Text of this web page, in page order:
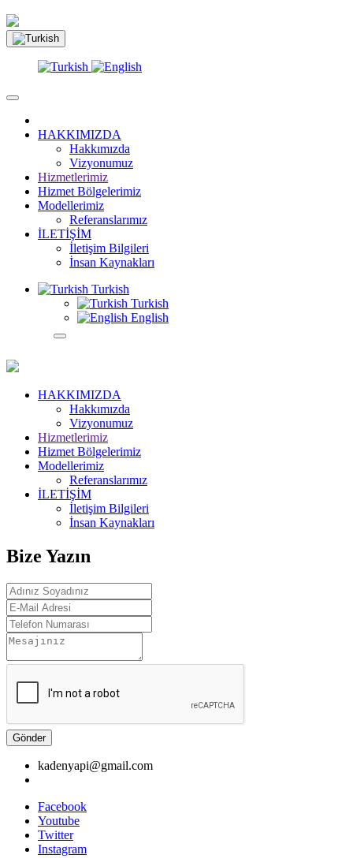
HAKKIMIZDA
Hakkımızda
Vizyonumuz
Hizmetlerimiz
Hizmet Bölgelerimiz
Modellerimiz
Referanslarımız
İLETİŞİM
İletişim Bilgileri
İnsan Kaynakları
Turkish
Turkish
English
HAKKIMIZDA
Hakkımızda
Vizyonumuz
Hizmetlerimiz
Hizmet Bölgelerimiz
Modellerimiz
Referanslarımız
İLETİŞİM
İletişim Bilgileri
İnsan Kaynakları
Bize Yazın
Gönder
kadenyapi@gmail.com
Facebook
Youtube
Twitter
Instagram